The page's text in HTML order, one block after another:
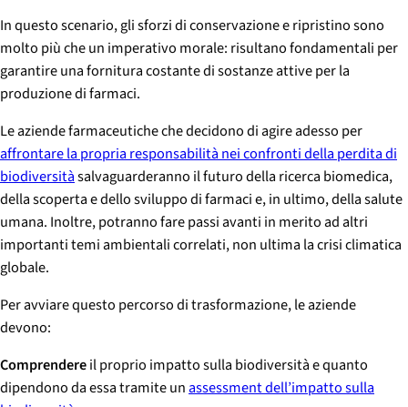
In questo scenario, gli sforzi di conservazione e ripristino sono
molto più che un imperativo morale: risultano fondamentali per
garantire una fornitura costante di sostanze attive per la
produzione di farmaci.
Le aziende farmaceutiche che decidono di agire adesso per
affrontare la propria responsabilità nei confronti della perdita di
biodiversitàsalvaguarderanno il futuro della ricerca biomedica,
della scoperta e dello sviluppo di farmaci e, in ultimo, della salute
umana. Inoltre, potranno fare passi avanti in merito ad altri
importanti temi ambientali correlati, non ultima la crisi climatica
globale.
Per avviare questo percorso di trasformazione, le aziende
devono:
Comprendereil proprio impatto sulla biodiversità e quanto
dipendono da essa tramite unassessment dell’impatto sulla